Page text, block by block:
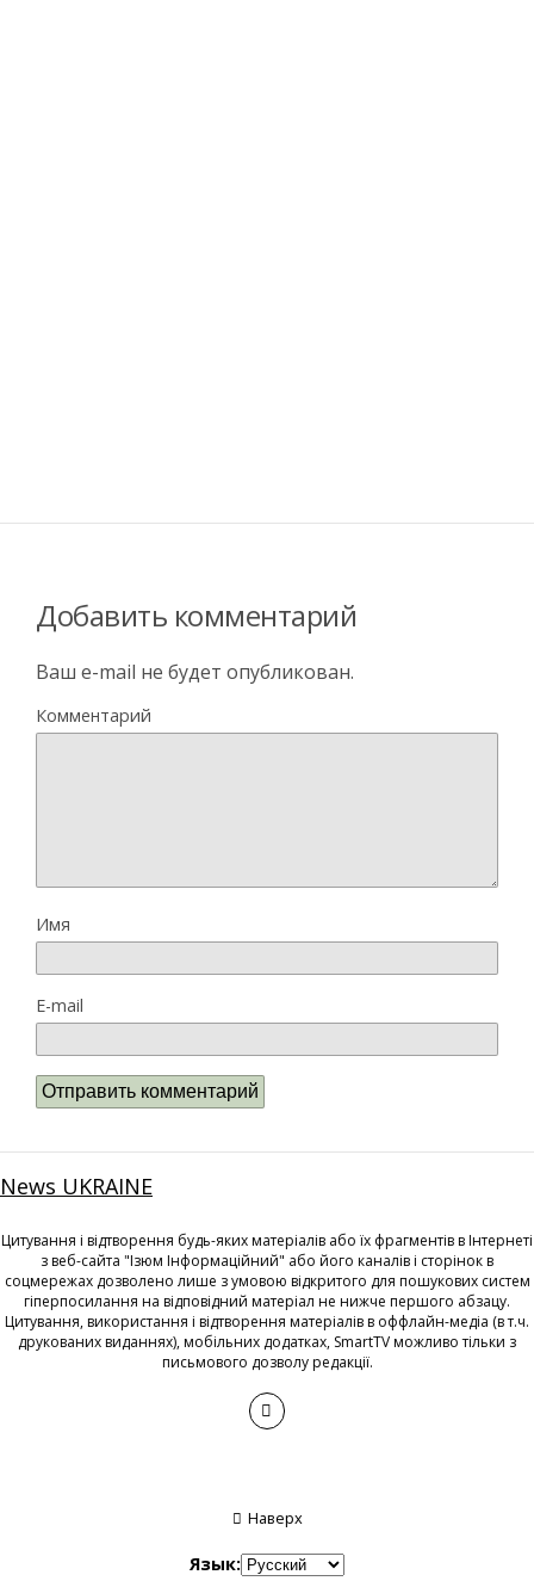
Добавить комментарий
Ваш e-mail не будет опубликован.
Комментарий
Имя
E-mail
News UKRAINE
Цитування і відтворення будь-яких матеріалів або їх фрагментів в Інтернеті
з веб-сайта "Ізюм Інформаційний" або його каналів і сторінок в
соцмережах дозволено лише з умовою відкритого для пошукових систем
гіперпосилання на відповідний матеріал не нижче першого абзацу.
Цитування, використання і відтворення матеріалів в оффлайн-медіа (в т.ч.
друкованих виданнях), мобільних додатках, SmartTV можливо тільки з
письмового дозволу редакції.
Наверх
Язык: